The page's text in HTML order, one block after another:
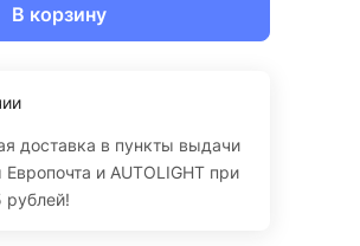
В корзину
доставка в пункты выдачи
и AUTOLIGHT при
рублей!